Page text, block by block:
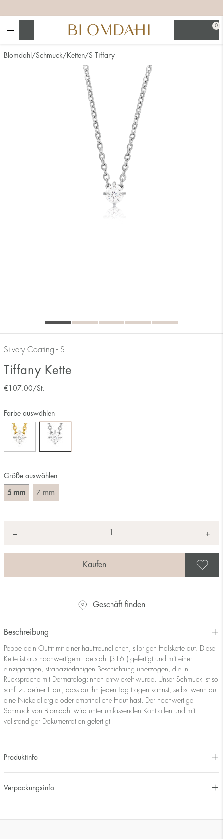
0
Alle anzeigen
Blomdahl Schmuck Ketten S Tiffany
Silvery Coating - S
Tiffany Kette
€ 107.00/St.
Größe auswählen
5 mm 7 mm
Farbe auswählen
− +
Geschäft finden
Beschreibung
Peppe dein Outfit mit einer hautfreundlichen, silbrigen Halskette auf. Diese
Kette ist aus hochwertigem Edelstahl (316L) gefertigt und mit einer
einzigartigen, strapazierfähigen Beschichtung überzogen, die in
Rücksprache mit Dermatolog:innen entwickelt wurde. Unser Schmuck ist so
sanft zu deiner Haut, dass du ihn jeden Tag tragen kannst, selbst wenn du
eine Nickelallergie oder empfindliche Haut hast. Der hochwertige
Schmuck von Blomdahl wird unter umfassenden Kontrollen und mit
vollständiger Dokumentation gefertigt.
Produktinfo
Verpackungsinfo